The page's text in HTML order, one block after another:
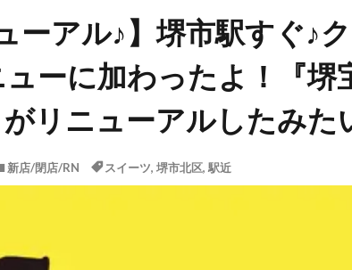
ーアル♪】堺市駅すぐ♪
ーに加わったよ！『堺
リニューアルしたみた
新店/閉店/RN スイーツ, 堺市北区, 駅近